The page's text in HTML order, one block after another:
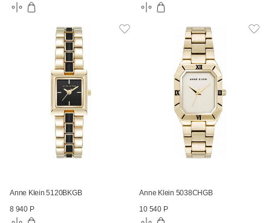
Anne Klein 5120BKGB
8 940 Р
Anne Klein 5038CHGB
10 540 Р